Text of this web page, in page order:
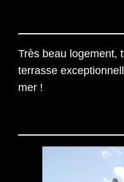
Très beau logement,
terrasse
mer !